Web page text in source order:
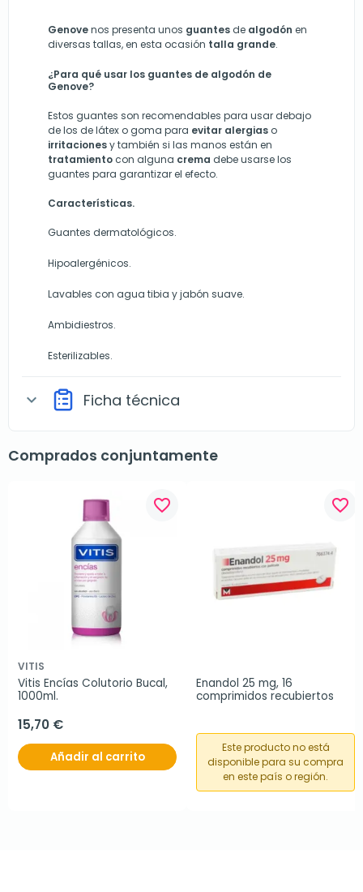
Genovenos presenta unos guantes de algodón en
diversas tallas, en esta ocasión talla grande.
¿Para qué usar los guantes de algodón de
Genove?
Estos guantes son recomendables para usar debajo
de los de látex o goma para evitar alergias o
irritacionesy también si las manos están en
tratamiento con alguna crema debe usarse los
guantes para garantizar el efecto.
Características.
Guantes dermatológicos.
Hipoalergénicos.
Lavables con agua tibia y jabón suave.
Ambidiestros.
Esterilizables.
expand_more Ficha técnica
Comprados conjuntamente
favorite_border
VITIS
Vitis Encías Colutorio Bucal,
1000ml.
15,70 €
Añadir al carrito
favorite_border
Enandol 25 mg, 16
comprimidos recubiertos
Este producto no está
disponible para su compra
en este país o región.